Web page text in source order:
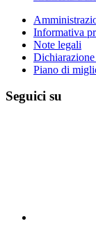
Informativa
Note legali
Piano di
Seguici su